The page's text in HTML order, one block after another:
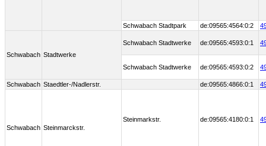
Schwabach Stadtpark de:09565:4564:0:2
Schwabach Stadtwerke
Schwabach Stadtwerke de:09565:4593:0:1
Schwabach Stadtwerke de:09565:4593:0:2
Schwabach Staedtler-/Nadlerstr. de:09565:4866:0:1
Schwabach Steinmarckstr.
Steinmarkstr. de:09565:4180:0:1